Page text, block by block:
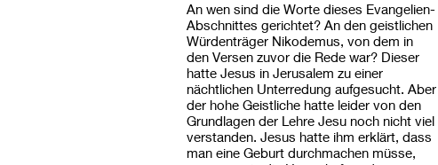
An wen sind die Worte dieses Evangelien-
Abschnittes gerichtet? An den geistlichen
Würdenträger Nikodemus, von dem in
den Versen zuvor die Rede war? Dieser
hatte Jesus in Jerusalem zu einer
nächtlichen Unterredung aufgesucht. Aber
der hohe Geistliche hatte leider von den
Grundlagen der Lehre Jesu noch nicht viel
verstanden. Jesus hatte ihm erklärt, dass
man eine Geburt durchmachen müsse,